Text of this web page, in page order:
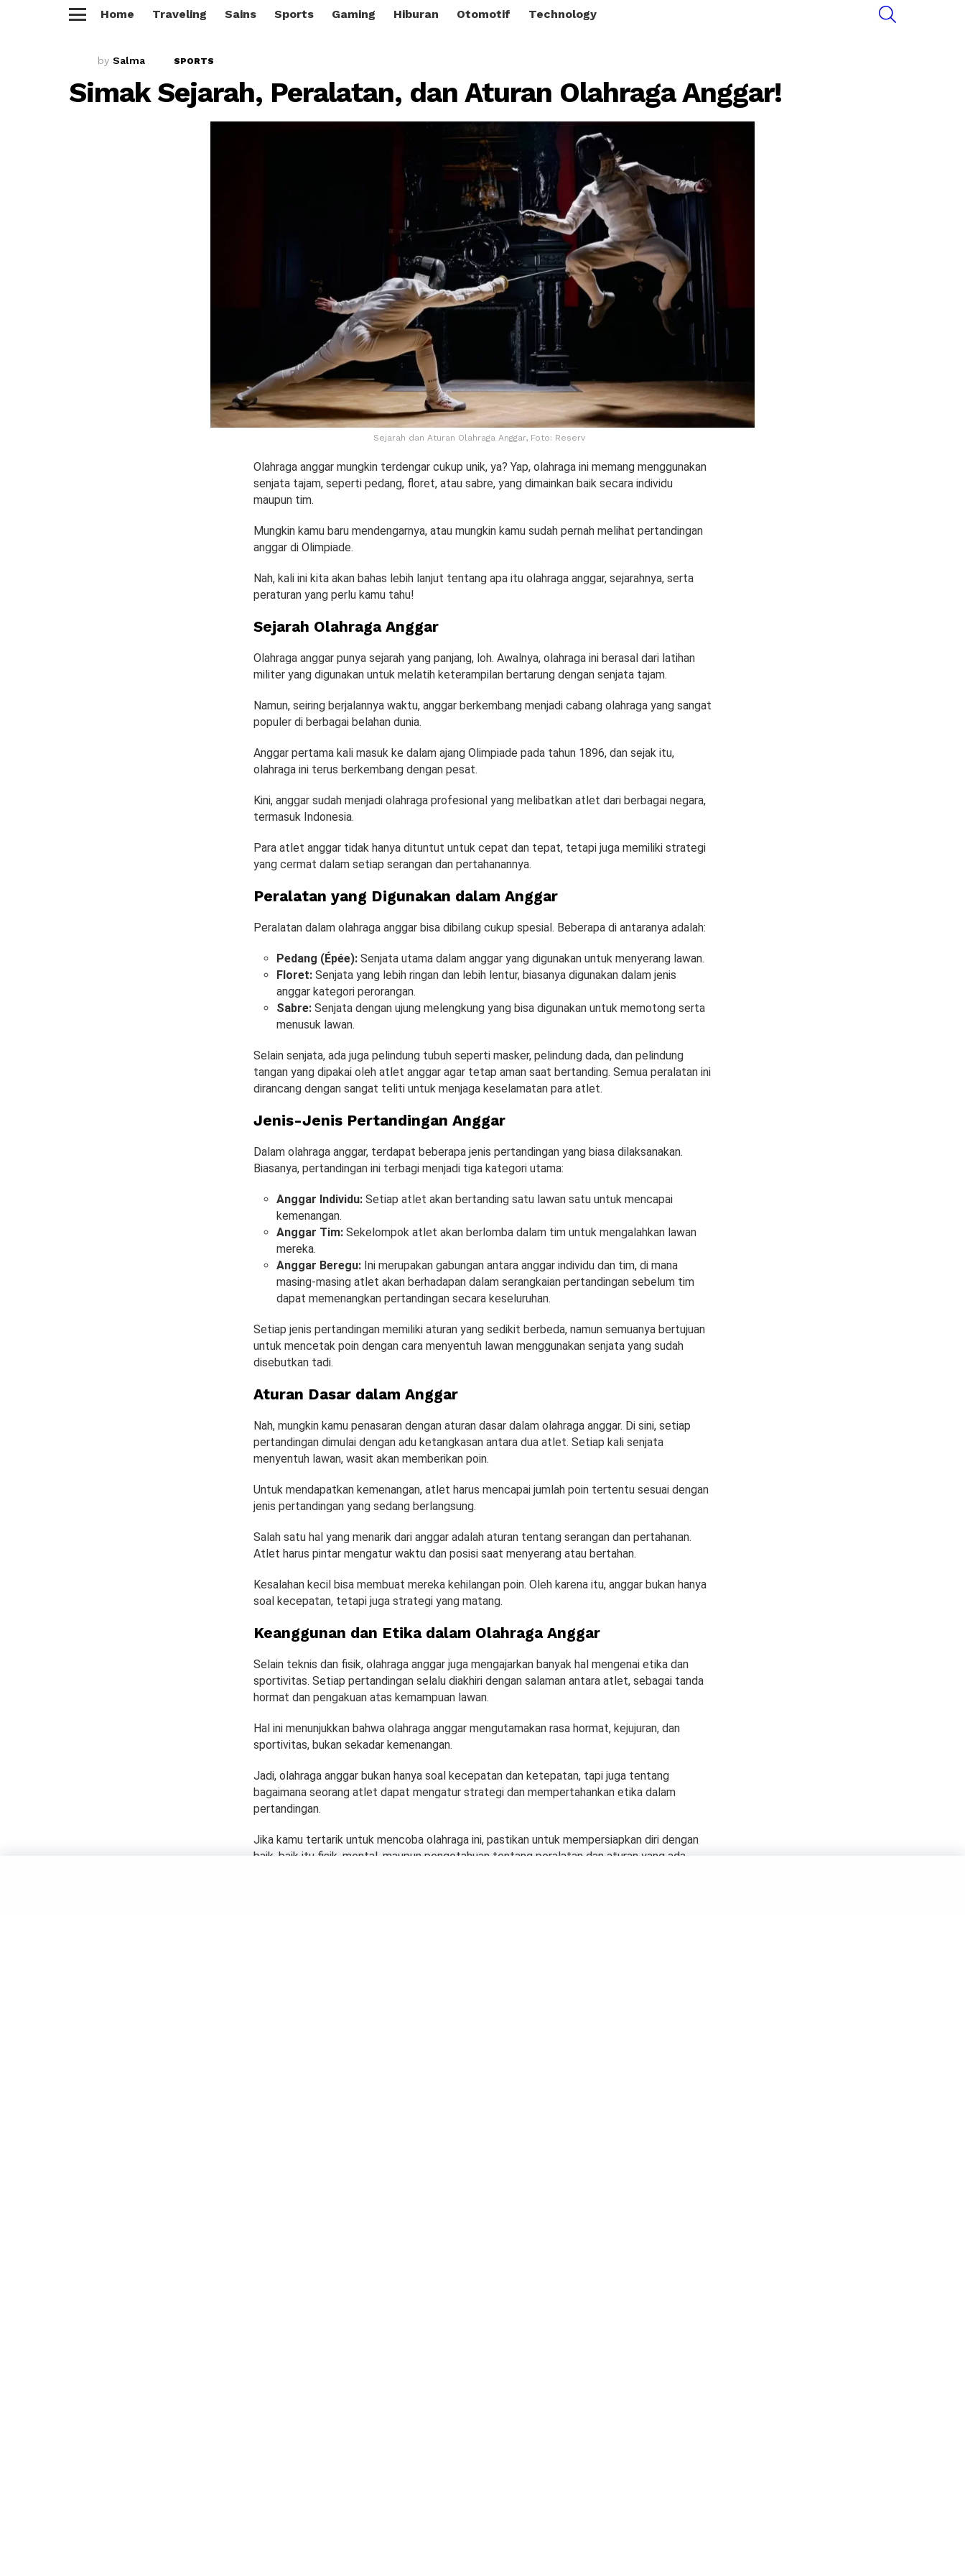
Home Traveling Sains Sports Gaming Hiburan Otomotif Technology
by Salma SPORTS
Simak Sejarah, Peralatan, dan Aturan Olahraga Anggar!
Sejarah dan Aturan Olahraga Anggar, Foto: Reserv
Olahraga anggar mungkin terdengar cukup unik, ya? Yap, olahraga ini memang menggunakan
senjata tajam, seperti pedang, floret, atau sabre, yang dimainkan baik secara individu
maupun tim.
Mungkin kamu baru mendengarnya, atau mungkin kamu sudah pernah melihat pertandingan
anggar di Olimpiade.
Nah, kali ini kita akan bahas lebih lanjut tentang apa itu olahraga anggar, sejarahnya, serta
peraturan yang perlu kamu tahu!
Sejarah Olahraga Anggar
Olahraga anggar punya sejarah yang panjang, loh. Awalnya, olahraga ini berasal dari latihan
militer yang digunakan untuk melatih keterampilan bertarung dengan senjata tajam.
Namun, seiring berjalannya waktu, anggar berkembang menjadi cabang olahraga yang sangat
populer di berbagai belahan dunia.
Anggar pertama kali masuk ke dalam ajang Olimpiade pada tahun 1896, dan sejak itu,
olahraga ini terus berkembang dengan pesat.
Kini, anggar sudah menjadi olahraga profesional yang melibatkan atlet dari berbagai negara,
termasuk Indonesia.
Para atlet anggar tidak hanya dituntut untuk cepat dan tepat, tetapi juga memiliki strategi
yang cermat dalam setiap serangan dan pertahanannya.
Peralatan yang Digunakan dalam Anggar
Peralatan dalam olahraga anggar bisa dibilang cukup spesial. Beberapa di antaranya adalah:
Pedang (Épée): Senjata utama dalam anggar yang digunakan untuk menyerang lawan.
Floret: Senjata yang lebih ringan dan lebih lentur, biasanya digunakan dalam jenis
anggar kategori perorangan.
Sabre: Senjata dengan ujung melengkung yang bisa digunakan untuk memotong serta
menusuk lawan.
Selain senjata, ada juga pelindung tubuh seperti masker, pelindung dada, dan pelindung
tangan yang dipakai oleh atlet anggar agar tetap aman saat bertanding. Semua peralatan ini
dirancang dengan sangat teliti untuk menjaga keselamatan para atlet.
Jenis-Jenis Pertandingan Anggar
Dalam olahraga anggar, terdapat beberapa jenis pertandingan yang biasa dilaksanakan.
Biasanya, pertandingan ini terbagi menjadi tiga kategori utama:
Anggar Individu: Setiap atlet akan bertanding satu lawan satu untuk mencapai
kemenangan.
Anggar Tim: Sekelompok atlet akan berlomba dalam tim untuk mengalahkan lawan
mereka.
Anggar Beregu: Ini merupakan gabungan antara anggar individu dan tim, di mana
masing-masing atlet akan berhadapan dalam serangkaian pertandingan sebelum tim
dapat memenangkan pertandingan secara keseluruhan.
Setiap jenis pertandingan memiliki aturan yang sedikit berbeda, namun semuanya bertujuan
untuk mencetak poin dengan cara menyentuh lawan menggunakan senjata yang sudah
disebutkan tadi.
Aturan Dasar dalam Anggar
Nah, mungkin kamu penasaran dengan aturan dasar dalam olahraga anggar. Di sini, setiap
pertandingan dimulai dengan adu ketangkasan antara dua atlet. Setiap kali senjata
menyentuh lawan, wasit akan memberikan poin.
Untuk mendapatkan kemenangan, atlet harus mencapai jumlah poin tertentu sesuai dengan
jenis pertandingan yang sedang berlangsung.
Salah satu hal yang menarik dari anggar adalah aturan tentang serangan dan pertahanan.
Atlet harus pintar mengatur waktu dan posisi saat menyerang atau bertahan.
Kesalahan kecil bisa membuat mereka kehilangan poin. Oleh karena itu, anggar bukan hanya
soal kecepatan, tetapi juga strategi yang matang.
Keanggunan dan Etika dalam Olahraga Anggar
Selain teknis dan fisik, olahraga anggar juga mengajarkan banyak hal mengenai etika dan
sportivitas. Setiap pertandingan selalu diakhiri dengan salaman antara atlet, sebagai tanda
hormat dan pengakuan atas kemampuan lawan.
Hal ini menunjukkan bahwa olahraga anggar mengutamakan rasa hormat, kejujuran, dan
sportivitas, bukan sekadar kemenangan.
Jadi, olahraga anggar bukan hanya soal kecepatan dan ketepatan, tapi juga tentang
bagaimana seorang atlet dapat mengatur strategi dan mempertahankan etika dalam
pertandingan.
Jika kamu tertarik untuk mencoba olahraga ini, pastikan untuk mempersiapkan diri dengan
baik, baik itu fisik, mental, maupun pengetahuan tentang peralatan dan aturan yang ada.